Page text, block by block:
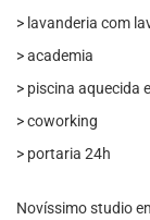
> lavanderia com
> academia
> piscina aquecida
> coworking
> portaria 24h
Novíssimo studio